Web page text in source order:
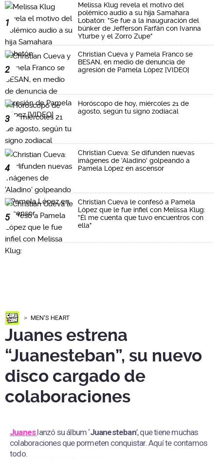
1
Melissa Klug revela el motivo del
polémico audio a su hija Samahara
Lobatón: "Se fue a la inauguración del
búnker de Jefferson Farfán con Ivanna
Yturbe y el Zorro Zupe"
2
Christian Cueva y Pamela Franco se
BESAN, en medio de denuncia de
agresión de Pamela López [VIDEO]
3
Horóscopo de hoy, miércoles 21 de
agosto, según tu signo zodiacal
4
Christian Cueva: Se difunden nuevas
imágenes de 'Aladino' golpeando a
Pamela López en ascensor
5
Christian Cueva le confesó a Pamela
López que le fue infiel con Melissa Klug:
"Él me cuenta que tuvo encuentros con
ella"
MEN'S HEART
Juanes estrena
“Juanesteban”, su nuevo
disco cargado de
colaboraciones
Juaneslanzó su álbum ‘Juanesteban’, que tiene muchas
colaboraciones que pormeten conquistar. Aquí te contamos
todo.